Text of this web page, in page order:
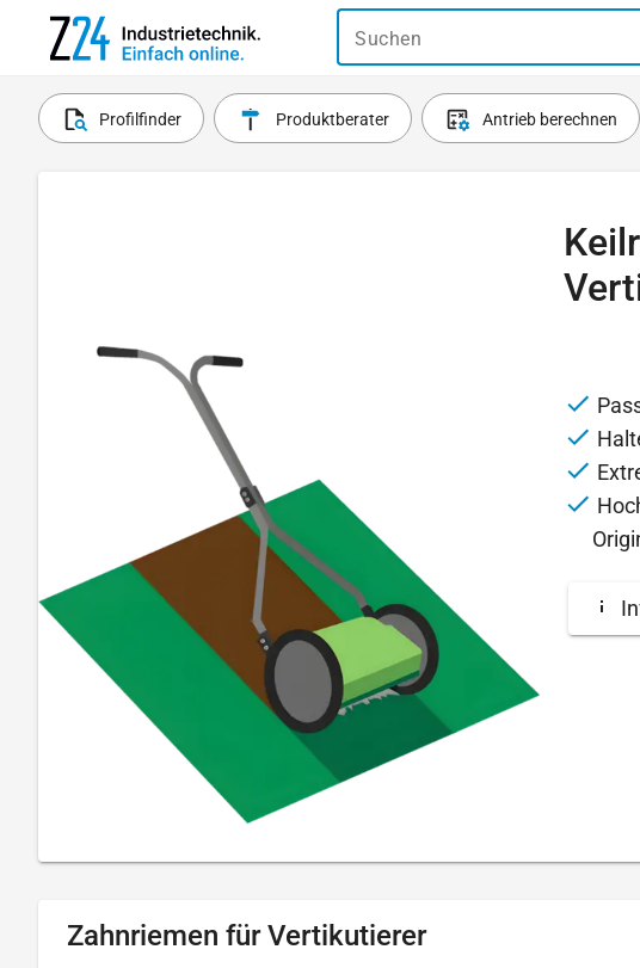
Suchen
Profilfinder Produktberater Antrieb berechnen
Zahnriemen für Vertikutierer